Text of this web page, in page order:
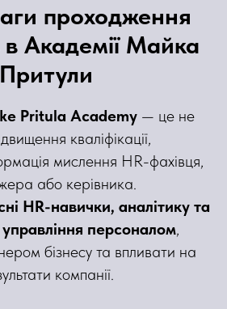
проходження
в Академії Майка
Притули
Pritula Academy — це не
кваліфікації,
мислення HR-фахівця,
або керівника.
HR-навички, аналітику та
управління персоналом,
бізнесу та впливати на
компанії.